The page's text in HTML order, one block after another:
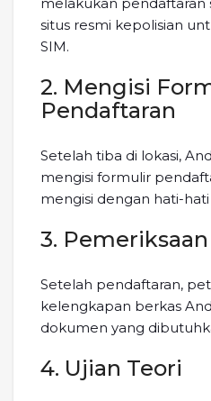
situs resmi kepolisian
SIM.
2. Mengisi
Pendaftaran
Setelah tiba di lokasi,
mengisi formulir
mengisi dengan hati-
3.
Setelah pendaftaran,
kelengkapan berkas
dokumen yang
4. Ujian Teori